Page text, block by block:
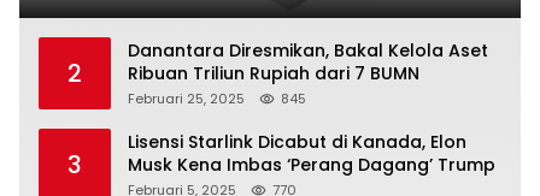
2
Danantara Diresmikan, Bakal Kelola Aset
Ribuan Triliun Rupiah dari 7 BUMN
Februari 25, 2025 845
3
Lisensi Starlink Dicabut di Kanada, Elon
Musk Kena Imbas ‘Perang Dagang’ Trump
Februari 5, 2025 770